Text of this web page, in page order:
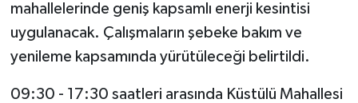
mahallelerinde geniş kapsamlı enerji kesintisi
uygulanacak. Çalışmaların şebeke bakım ve
yenileme kapsamında yürütüleceği belirtildi.
09:30 - 17:30 saatleri arasında Küstülü Mahallesi